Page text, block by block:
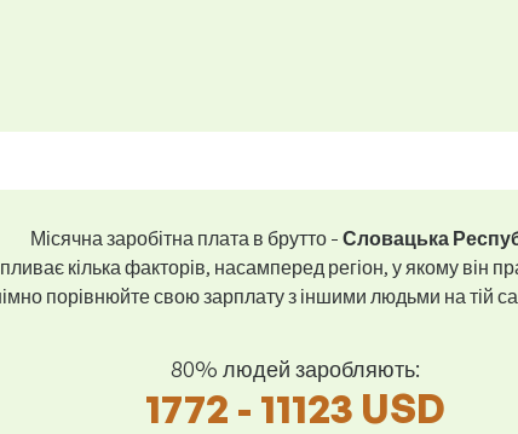
Місячна заробітна плата в брутто - Словацька
кілька факторів, насамперед регіон, у якому він
порівнюйте свою зарплату з іншими людьми на тій
80% людей заробляють:
1772 - 11123 USD